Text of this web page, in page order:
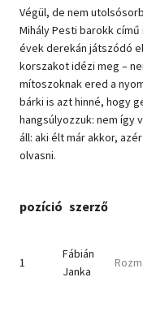
Végül, de nem
Mihály Pesti barokk
évek derekán játszódó
korszakot idézi meg –
mítoszoknak ered a
bárki is azt hinné, hogy
hangsúlyozzuk: nem így
áll: aki élt már akkor,
olvasni.
pozíció szerző
1
Fábián
Janka